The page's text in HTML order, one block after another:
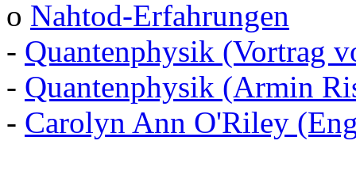
o Nahtod-Erfahrungen
- Quantenphysik (Vortrag
- Quantenphysik (Armin
- Carolyn Ann O'Riley